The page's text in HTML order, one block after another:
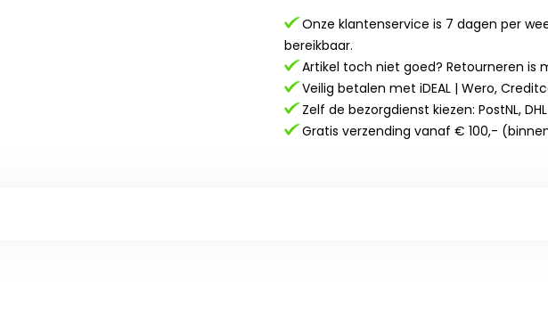
Onze klantenservice is 7 dagen per
bereikbaar.
Artikel toch niet goed? Retourneren is
Veilig betalen met iDEAL | Wero,
Zelf de bezorgdienst kiezen: PostNL,
Gratis verzending vanaf € 100,-